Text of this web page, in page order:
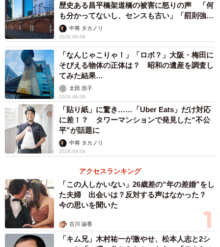
3/6
18個の収納と7つの機能を搭載
災害時にも役立つ超多機能
米原社長がこだわったのは機能性だけでなく「見た目」も
重視。実際に社内にいるスタッフ30人にもアンケートを取
り、意見を集約した。社長自身、大阪芸術大学美術学科で
彫刻や塑像を学んだ経歴があり「フォルムへのこだわりは
人一倍」と語る。
歴史ある昌平橋架道橋の被害に怒りの声 「何
も分かってないし、センスも古い」「罰則強化
して」中将 タカノリ
2026.08.06
「なんじゃこりゃ！」「ロボ？」大阪・梅田に
そびえる物体の正体は？ 昭和の遺産を調査し
てみた結果…
太田 浩子
2026.08.06
「貼り紙」に驚き……「Uber Eats」だけ対応
に差！？ タワーマンションで発見した“不公
平”が話題に
中将 タカノリ
2026.08.04
アクセスランキング
「この人しかいない」26歳差の“年の差婚”をし
た夫婦 出会いは？反対する声はなかった？
今の思いを聞いた
古川 諭香
「キム兄」木村祐一が激やせ、松本人志と2シ